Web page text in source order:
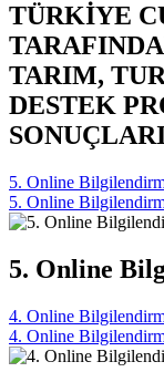
TÜRKİYE
TARIM,
DESTEK
5. Online
5. Online
5. Online
4. Online
4. Online